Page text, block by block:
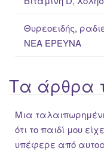
Θυρεοειδής,
ΝΕΑ ΈΡΕΥΝΑ
Τα άρθρα
Μια
ότι το παιδί μου
υπέφερε από